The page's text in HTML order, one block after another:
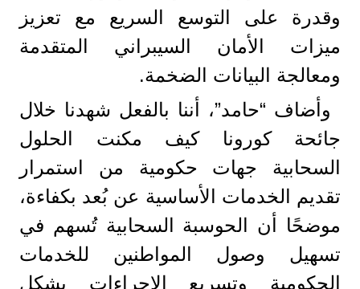
وقدرة على التوسع السريع مع تعزيز
ميزات الأمان السيبراني المتقدمة
ومعالجة البيانات الضخمة​.
وأضاف “حامد”، أننا بالفعل شهدنا خلال
جائحة كورونا كيف مكنت الحلول
السحابية جهات حكومية من استمرار
تقديم الخدمات الأساسية عن بُعد بكفاءة،
موضحًا أن الحوسبة السحابية تُسهم في
تسهيل وصول المواطنين للخدمات
الحكومية وتسريع الإجراءات بشكل